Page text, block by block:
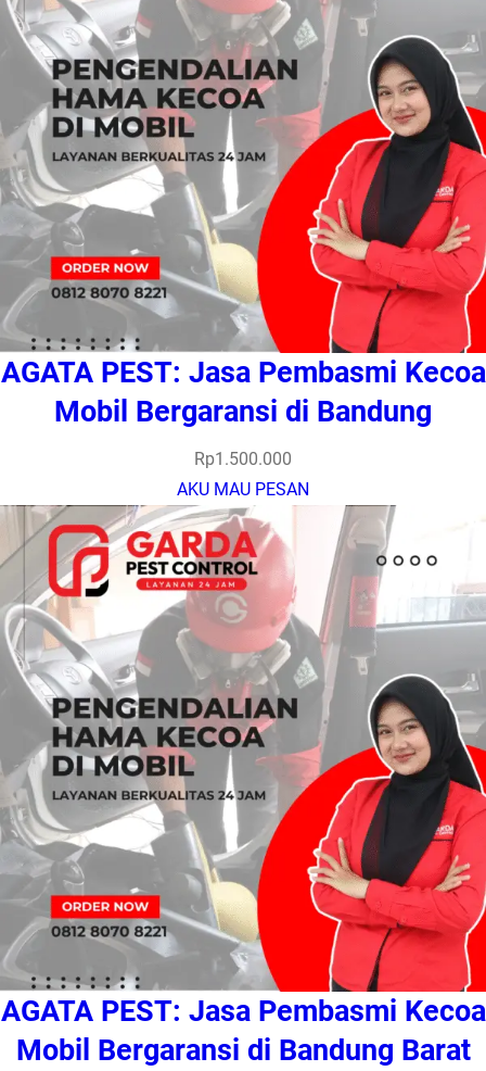
AGATA PEST: Jasa Pembasmi Kecoa
Mobil Bergaransi di Bandung
Rp1.500.000
AKU MAU PESAN
AGATA PEST: Jasa Pembasmi Kecoa
Mobil Bergaransi di Bandung Barat